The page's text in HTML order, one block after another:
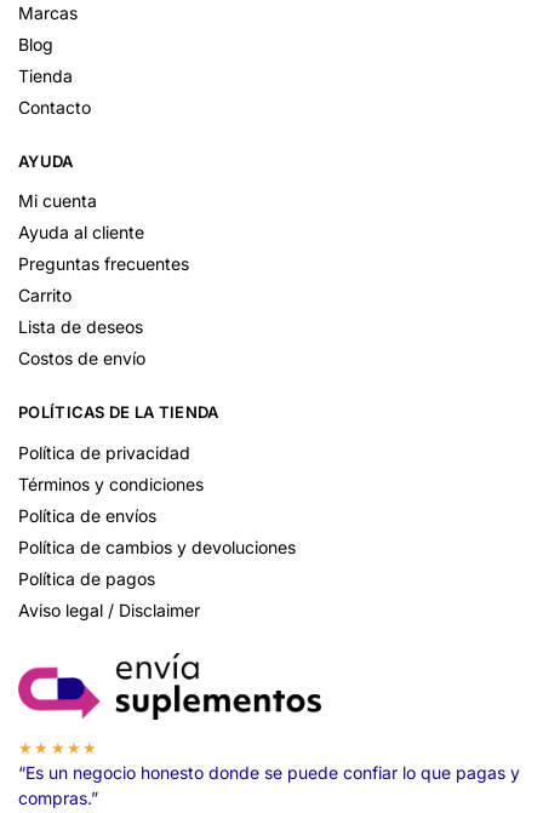
Marcas
Blog
Tienda
Contacto
AYUDA
Mi cuenta
Ayuda al cliente
Preguntas frecuentes
Carrito
Lista de deseos
Costos de envío
POLÍTICAS DE LA TIENDA
Política de privacidad
Términos y condiciones
Política de envíos
Política de cambios y devoluciones
Política de pagos
Aviso legal / Disclaimer
★★★★★
“Es un negocio honesto donde se puede confiar lo que pagas y
compras.”